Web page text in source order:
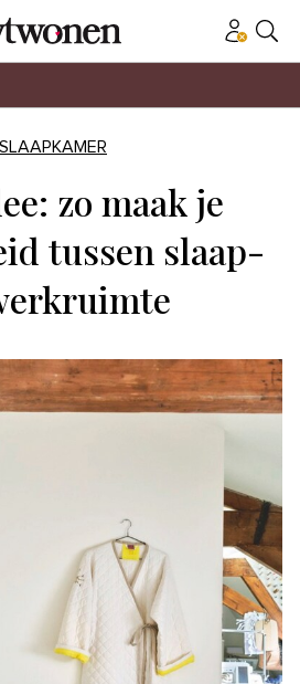
SLAAPKAMER
zo maak je
tussen slaap-